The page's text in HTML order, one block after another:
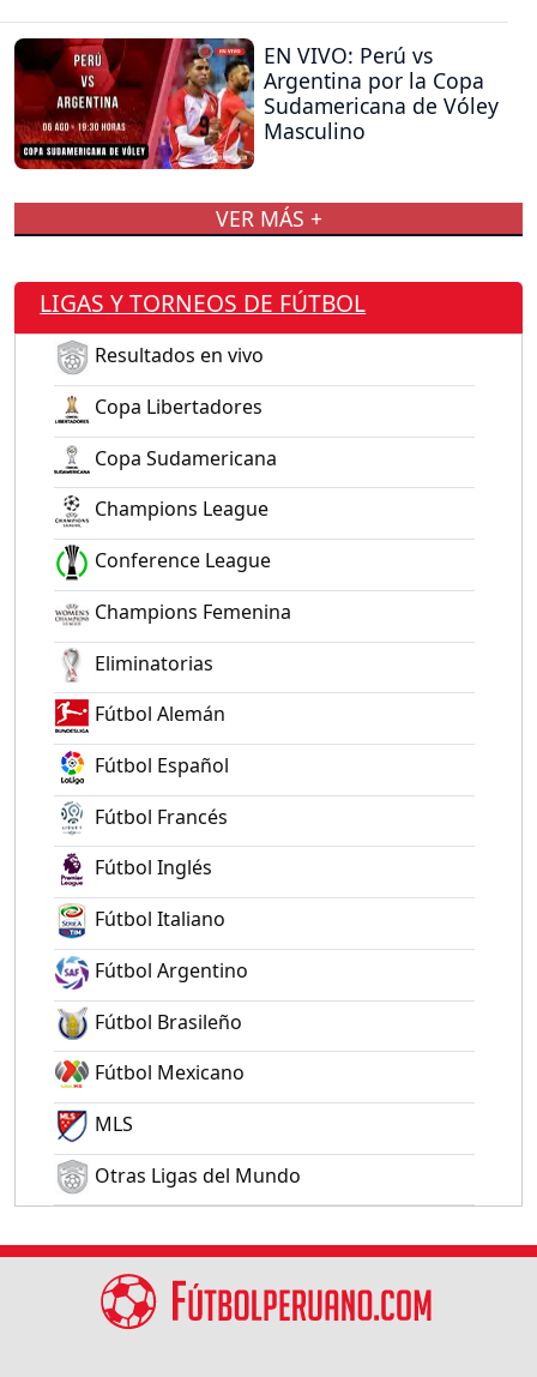
EN VIVO: Perú vs
Argentina por la Copa
Sudamericana de Vóley
Masculino
VER MÁS +
LIGAS Y TORNEOS DE FÚTBOL
Resultados en vivo
Copa Libertadores
Copa Sudamericana
Champions League
Conference League
Champions Femenina
Eliminatorias
Fútbol Alemán
Fútbol Español
Fútbol Francés
Fútbol Inglés
Fútbol Italiano
Fútbol Argentino
Fútbol Brasileño
Fútbol Mexicano
MLS
Otras Ligas del Mundo